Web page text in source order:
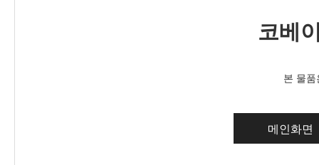
코베
본 물
메인화면